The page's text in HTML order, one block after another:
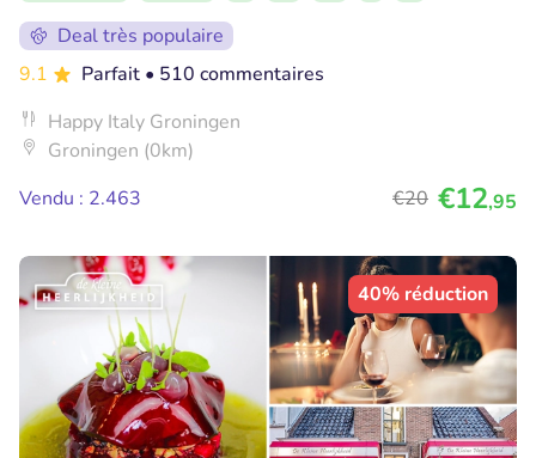
Deal très populaire
9.1
Parfait • 510 commentaires
Happy Italy Groningen
Groningen (0km)
Vendu : 2.463
€20 €12,95
40% réduction